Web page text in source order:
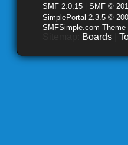
SMF 2.0.15 SMF ©
SimplePortal 2.3.5 ©
SMFSimple.com
Boards